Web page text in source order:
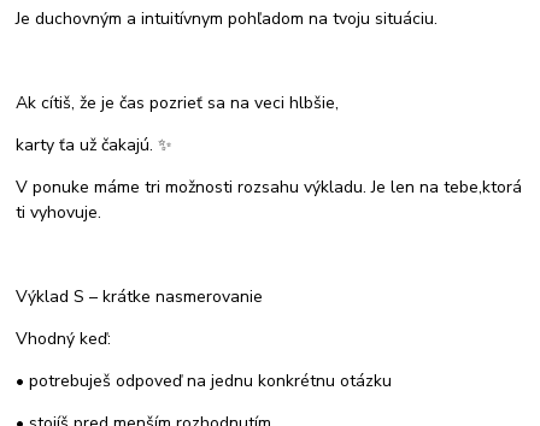
Je duchovným a intuitívnym pohľadom na tvoju situáciu.
Ak cítiš, že je čas pozrieť sa na veci hlbšie,
karty ťa už čakajú. ✨
V ponuke máme tri možnosti rozsahu výkladu. Je len na tebe,ktorá
ti vyhovuje.
Výklad S – krátke nasmerovanie
Vhodný keď:
• potrebuješ odpoveď na jednu konkrétnu otázku